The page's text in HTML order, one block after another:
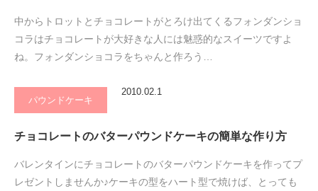
中からトロットとチョコレートがとろけ出てくるフォンダンショ
コラはチョコレートが大好きな人には魅惑的なスイーツですよ
ね。フォンダンショコラをちゃんと作ろう…
パウンドケーキ
2010.02.1
チョコレートのバターパウンドケーキの簡単な作り方
バレンタインにチョコレートのバターパウンドケーキを作ってプ
レゼントしませんか♪ケーキの型をハート型で焼けば、とっても